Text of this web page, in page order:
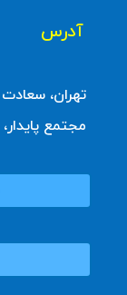
آدرس
تهران، سعادت
مجتمع پایدار،